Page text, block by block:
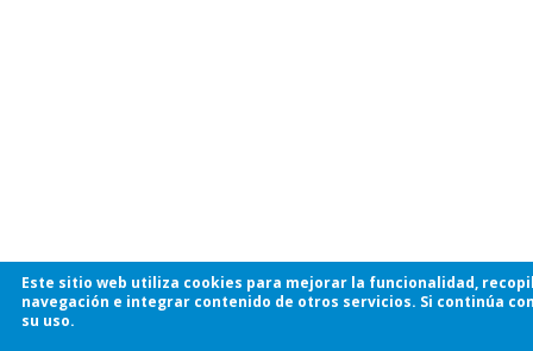
Este sitio web utiliza cookies para mejorar la funcionalidad,
navegación e integrar contenido de otros servicios. Si continúa
su uso.